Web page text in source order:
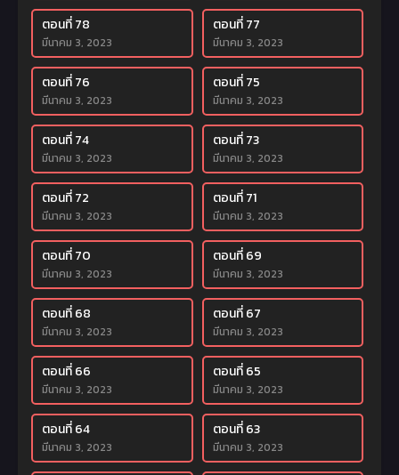
ตอนที่ 78
มีนาคม 3, 2023
ตอนที่ 77
มีนาคม 3, 2023
ตอนที่ 76
มีนาคม 3, 2023
ตอนที่ 75
มีนาคม 3, 2023
ตอนที่ 74
มีนาคม 3, 2023
ตอนที่ 73
มีนาคม 3, 2023
ตอนที่ 72
มีนาคม 3, 2023
ตอนที่ 71
มีนาคม 3, 2023
ตอนที่ 70
มีนาคม 3, 2023
ตอนที่ 69
มีนาคม 3, 2023
ตอนที่ 68
มีนาคม 3, 2023
ตอนที่ 67
มีนาคม 3, 2023
ตอนที่ 66
มีนาคม 3, 2023
ตอนที่ 65
มีนาคม 3, 2023
ตอนที่ 64
มีนาคม 3, 2023
ตอนที่ 63
มีนาคม 3, 2023